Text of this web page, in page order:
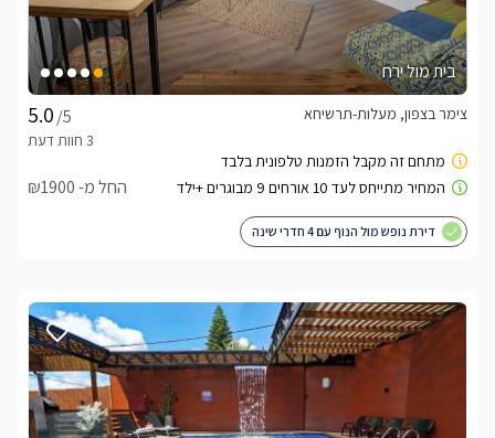
בית מול ירח
/5
צימר בצפון, מעלות-תרשיחא
החל מ- ₪1900
דירת נופש מול הנוף עם 4 חדרי שינה